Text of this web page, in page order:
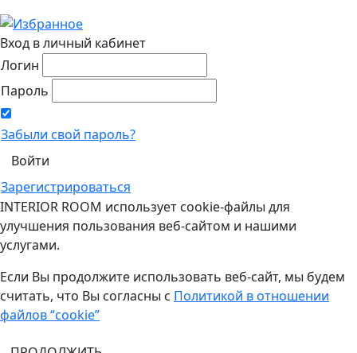
Вход в личный кабинет
Логин
Пароль
Забыли свой пароль?
Зарегистрироваться
INTERIOR ROOM использует cookie-файлы для
улучшения пользования веб-сайтом и нашими
услугами.
Если Вы продолжите использовать веб-сайт, мы будем
считать, что Вы согласны с Политикой в отношении
файлов “cookie”